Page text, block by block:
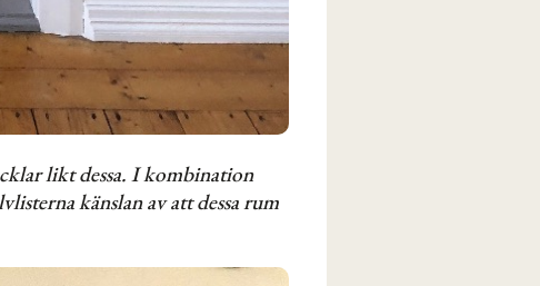
likt dessa. I kombination
känslan av att dessa rum